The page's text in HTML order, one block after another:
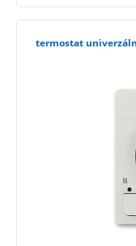
termostat